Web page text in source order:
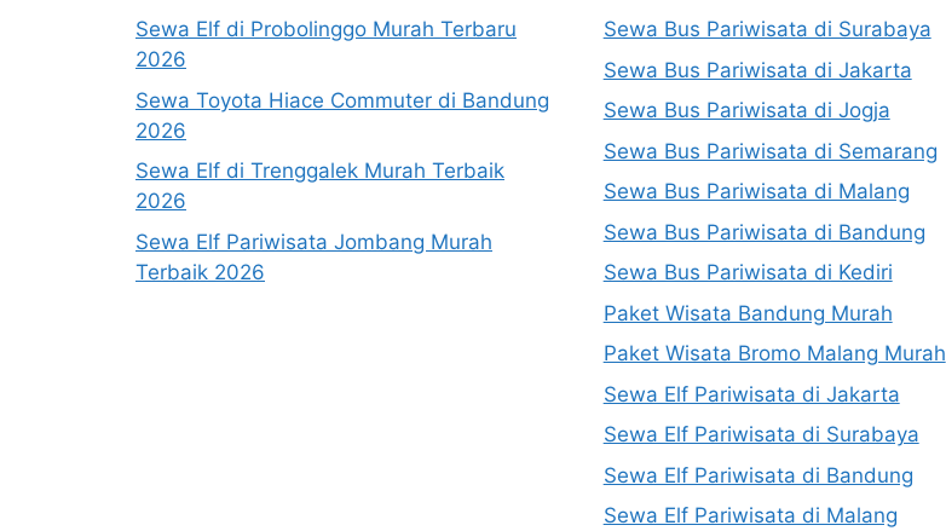
Sewa Elf di Probolinggo Murah Terbaru
2026
Sewa Toyota Hiace Commuter di Bandung
2026
Sewa Elf di Trenggalek Murah Terbaik
2026
Sewa Elf Pariwisata Jombang Murah
Terbaik 2026
Sewa Bus Pariwisata di Surabaya
Sewa Bus Pariwisata di Jakarta
Sewa Bus Pariwisata di Jogja
Sewa Bus Pariwisata di Semarang
Sewa Bus Pariwisata di Malang
Sewa Bus Pariwisata di Bandung
Sewa Bus Pariwisata di Kediri
Paket Wisata Bandung Murah
Paket Wisata Bromo Malang Murah
Sewa Elf Pariwisata di Jakarta
Sewa Elf Pariwisata di Surabaya
Sewa Elf Pariwisata di Bandung
Sewa Elf Pariwisata di Malang